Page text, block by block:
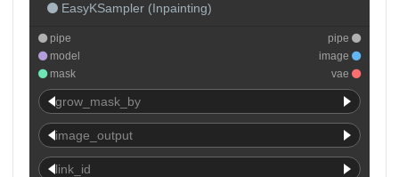
EasyKSampler (Inpainting)
pipe
model
mask
pipe
image
vae
grow_mask_by
image_output
link_id